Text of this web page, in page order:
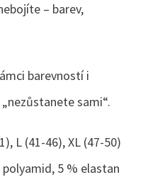
– barev,
barevností i
sami“.
L (41-46), XL (47-50)
polyamid, 5 % elastan